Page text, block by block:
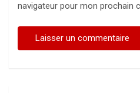
navigateur pour mon prochain